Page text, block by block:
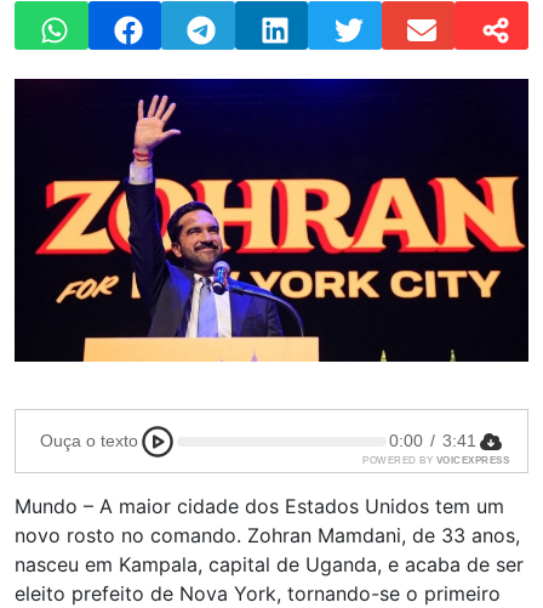
Ouça o texto 0:00 / 3:41
POWERED BY VOICEXPRESS
Mundo – A maior cidade dos Estados Unidos tem um
novo rosto no comando. Zohran Mamdani, de 33 anos,
nasceu em Kampala, capital de Uganda, e acaba de ser
eleito prefeito de Nova York, tornando-se o primeiro